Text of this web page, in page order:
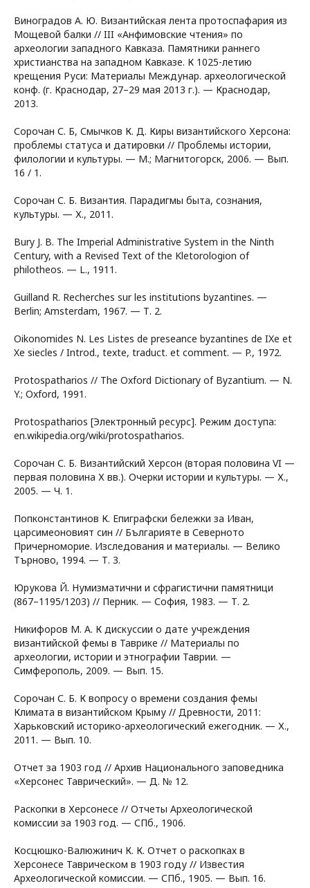
Виноградов А. Ю. Византийская лента протоспафария из
Мощевой балки // III «Анфимовские чтения» по
археологии западного Кавказа. Памятники раннего
христианства на западном Кавказе. К 1025-летию
крещения Руси: Материалы Междунар. археологической
конф. (г. Краснодар, 27–29 мая 2013 г.). — Краснодар,
2013.
Сорочан С. Б, Смычков К. Д. Киры византийского Херсона:
проблемы статуса и датировки // Проблемы истории,
филологии и культуры. — М.; Магнитогорск, 2006. — Вып.
16 / 1.
Сорочан С. Б. Византия. Парадигмы быта, сознания,
культуры. — Х., 2011.
Bury J. B. The Imperial Administrative System in the Ninth
Century, with a Revised Text of the Kletorologion of
philotheos. — L., 1911.
Guilland R. Recherches sur les institutions byzantines. —
Berlin; Amsterdam, 1967. — Т. 2.
Oikonomides N. Les Listes de preseance byzantines de IXe et
Xe siecles / Introd., texte, traduct. et comment. — P., 1972.
Protospatharios // The Oxford Dictionary of Byzantium. — N.
Y.; Oxford, 1991.
Рrotospatharios [Электронный ресурс]. Режим доступа:
en.wikipedia.org/wiki/protospatharios.
Сорочан С. Б. Византийский Херсон (вторая половина VI —
первая половина Х вв.). Очерки истории и культуры. — Х.,
2005. — Ч. 1.
Попконстантинов К. Епиграфски бележки за Иван,
царсимеоновият син // Българияте в Северното
Причерноморие. Изследования и материалы. — Велико
Търново, 1994. — Т. 3.
Юрукова Й. Нумизматични и сфрагистични памятници
(867–1195/1203) // Перник. — София, 1983. — Т. 2.
Никифоров М. А. К дискуссии о дате учреждения
византийской фемы в Таврике // Материалы по
археологии, истории и этнографии Таврии. —
Симферополь, 2009. — Вып. 15.
Сорочан С. Б. К вопросу о времени создания фемы
Климата в византийском Крыму // Древности, 2011:
Харьковский историко-археологический ежегодник. — Х.,
2011. — Вып. 10.
Отчет за 1903 год // Архив Национального заповедника
«Херсонес Таврический». — Д. № 12.
Раскопки в Херсонесе // Отчеты Археологической
комиссии за 1903 год. — СПб., 1906.
Косцюшко-Валюжинич К. К. Отчет о раскопках в
Херсонесе Таврическом в 1903 году // Известия
Археологической комиссии. — СПб., 1905. — Вып. 16.